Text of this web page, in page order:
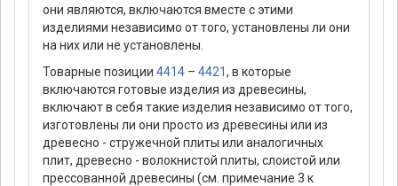
они являются, включаются вместе с этими
изделиями независимо от того, установлены ли они
на них или не установлены.
Товарные позиции 4414 – 4421, в которые
включаются готовые изделия из древесины,
включают в себя такие изделия независимо от того,
изготовлены ли они просто из древесины или из
древесно - стружечной плиты или аналогичных
плит, древесно - волокнистой плиты, слоистой или
прессованной древесины (см. примечание 3 к